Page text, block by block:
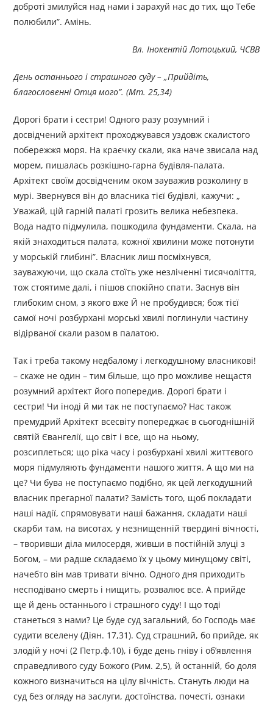
доброті змилуйся над нами і зарахуй нас до тих, що Тебе
полюбили”. Амінь.
Вл. Інокентій Лотоцький, ЧСВВ
День останнього і страшного суду –„Прийдіть,
благословенні Отця мого”. (Мт. 25,34)
Дорогі брати і сестри! Одного разу розумний і
досвідчений архітект проходжувався уздовж скалистого
побережжя моря. На краєчку скали, яка наче звисала над
морем, пишалась розкішно-гарна будівля-палата.
Архітект своїм досвідченим оком зауважив розколину в
мурі. Звернувся він до власника тієї будівлі, кажучи: „
Уважай, цій гарній палаті грозить велика небезпека.
Вода надто підмулила, пошкодила фундаменти. Скала, на
якій знаходиться палата, кожної хвилини може потонути
у морській глибині”. Власник лиш посміхнувся,
зауважуючи, що скала стоїть уже незліченні тисячоліття,
тож стоятиме далі, і пішов спокійно спати. Заснув він
глибоким сном, з якого вже Й не пробудився; бож тієї
самої ночі розбурхані морські хвилі поглинули частину
відірваної скали разом в палатою.
Так і треба такому недбалому і легкодушному власникові!
– скаже не один – тим більше, що про можливе нещастя
розумний архітект його попередив. Дорогі брати і
сестри! Чи іноді й ми так не поступаємо? Нас також
премудрий Архітект всесвіту попереджає в сьогоднішній
святій Євангелії, що світ і все, що на ньому,
розсиплеться; що ріка часу і розбурхані хвилі життєвого
моря підмуляють фундаменти нашого життя. А що ми на
це? Чи бува не поступаємо подібно, як цей легкодушний
власник прегарної палати? Замість того, щоб покладати
наші надії, спрямовувати наші бажання, складати наші
скарби там, на висотах, у незнищенній твердині вічності,
– творивши діла милосердя, живши в постійній злуці з
Богом, – ми радше складаємо їх у цьому минущому світі,
начебто він мав тривати вічно. Одного дня приходить
несподівано смерть і нищить, розвалює все. А прийде
ще й день останнього і страшного суду! І що тоді
станеться з нами? Це буде суд загальний, бо Господь має
судити вселену (Діян. 17,31). Суд страшний, бо прийде, як
злодій у ночі (2 Петр.ф.10), і буде день гніву і об’явлення
справедливого суду Божого (Рим. 2,5), й останній, бо доля
кожного визначиться на цілу вічність. Стануть люди на
суд без огляду на заслуги, достоїнства, почесті, ознаки